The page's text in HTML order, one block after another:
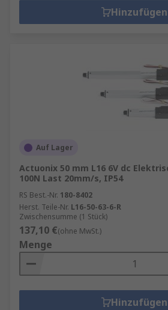
Hinzufügen
Auf Lager
Actuonix 50 mm L16 6V dc
100N Last 20mm/s, IP54
RS Best.-Nr. 180-8402
Herst. Teile-Nr. L16-50-63-6-R
Zwischensumme (1 Stück)
137,10 €(ohne MwSt.)
Menge
Hinzufügen